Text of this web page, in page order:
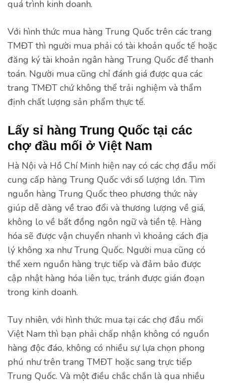
quá trình kinh doanh.
Với hình thức mua hàng Trung Quốc trên các trang
TMĐT thì người mua phải có tài khoản quốc tế hoặc
đăng ký tài khoản ngân hàng Trung Quốc để thanh
toán. Người mua cũng chỉ đánh giá được qua các
trang TMĐT chứ không thể trải nghiệm và thẩm
định chất lượng sản phẩm thực tế.
Lấy sỉ hàng Trung Quốc tại các
chợ đầu mối ở Việt Nam
Hà Nội và Hồ Chí Minh hiện nay có các chợ đầu mối
cung cấp hàng Trung Quốc với số lượng lớn. Tìm
nguồn hàng Trung Quốc theo phương thức này
giúp dễ dàng về trao đổi và thương lượng về giá,
không lo về bất đồng ngôn ngữ và tiền tệ. Hàng
hóa sẽ được vận chuyển nhanh vì khoảng cách địa
lý không xa như Trung Quốc. Người mua cũng có
thể xem nguồn hàng trực tiếp và đảm bảo được
cập nhật hàng hóa liên tục, tránh được gián đoạn
trong kinh doanh.
Tuy nhiên, với hình thức mua tại các chợ đầu mối
Việt Nam thì bạn phải chấp nhận không có nguồn
hàng độc đáo, không có nhiều sự lựa chọn phong
phú như trên trang TMĐT hoặc sang trực tiếp
Trung Quốc. Và một điều chắc chắn là qua nhiều